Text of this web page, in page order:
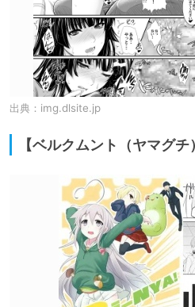
出典： img.dlsite.jp
【ベルクムント（ヤマグ